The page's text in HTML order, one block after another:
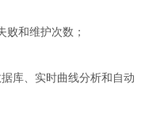
和维护次数；
库、实时曲线分析和自动